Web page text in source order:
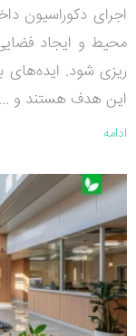
اجرای دکوراسیون
محیط و ایجاد فضایی
ریزی شود. ایده‌های
این هدف هستند و ...
ادامه